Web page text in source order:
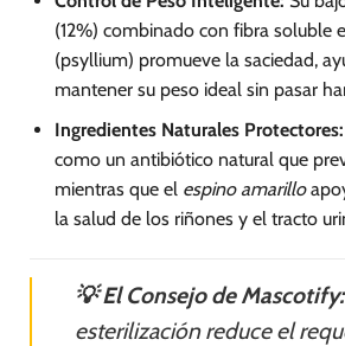
(12%) combinado con fibra soluble
(psyllium) promueve la saciedad,
mantener su peso ideal sin pasar
Ingredientes Naturales Protectores:
como un antibiótico natural que
mientras que el espino amarillo
la salud de los riñones y el tracto
💡 El Consejo de Mascotify:
esterilización reduce el